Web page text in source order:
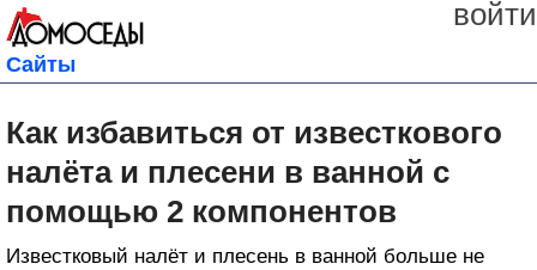
войти
Сайты
Как избавиться от известкового
налёта и плесени в ванной с
помощью 2 компонентов
Известковый налёт и плесень в ванной больше не